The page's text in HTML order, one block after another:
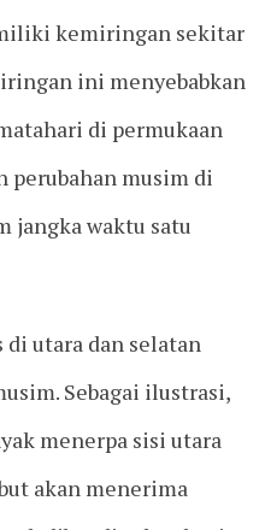
kemiringan sekitar
ini menyebabkan
di permukaan
perubahan musim di
jangka waktu satu
utara dan selatan
Sebagai ilustrasi,
menerpa sisi utara
akan menerima